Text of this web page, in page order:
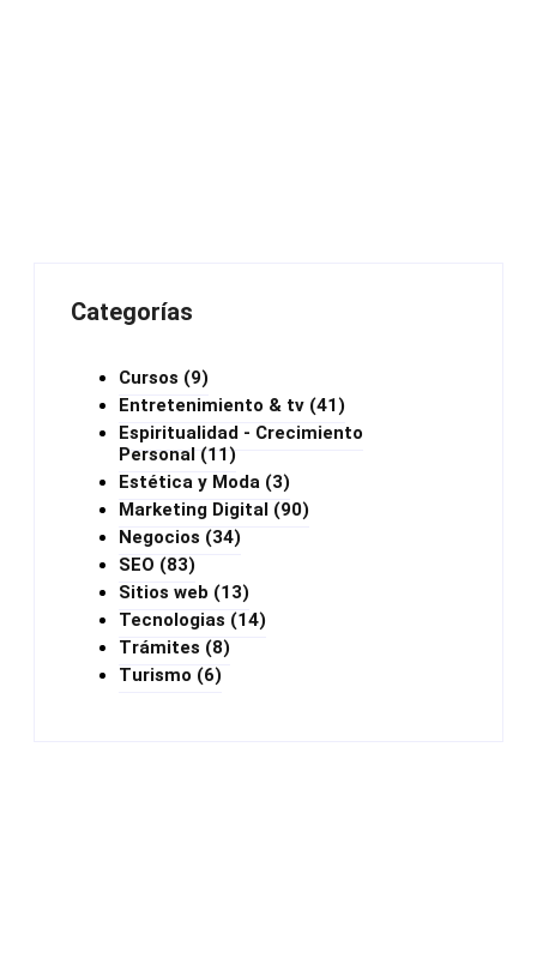
Categorías
Cursos (9)
Entretenimiento & tv (41)
Espiritualidad - Crecimiento
Personal (11)
Estética y Moda (3)
Marketing Digital (90)
Negocios (34)
SEO (83)
Sitios web (13)
Tecnologias (14)
Trámites (8)
Turismo (6)